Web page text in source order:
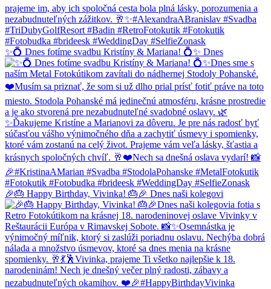
✨💍 Dnes fotíme svadbu Kristíny & Mariana! 💍✨ Dnes
🎉🎂 Happy Birthday, Vivinka! 🎂🎉 Dnes naši kolegovi